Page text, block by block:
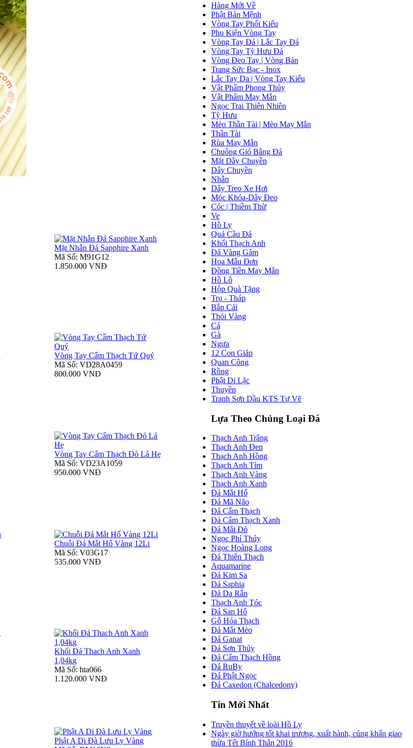
Mặt Nhẫn Đá Sapphire Xanh
Mã Số: M91G12
1.850.000 VNĐ
Vòng Tay Cẩm Thạch Tứ Quý
Mã Số: VD28A0459
800.000 VNĐ
Vòng Tay Cẩm Thạch Đỏ Lá Hẹ
Mã Số: VD23A1059
950.000 VNĐ
Chuỗi Đá Mắt Hổ Vàng 12Li
Mã Số: V03G17
535.000 VNĐ
Khối Đá Thach Anh Xanh
1,04kg
Mã Số: hta066
1.120.000 VNĐ
Phật A Di Đà Lưu Ly Vàng
Hàng Mới Về
Phật Bản Mệnh
Vòng Tay Phối Kiểu
Phụ Kiện Vòng Tay
Vòng Tay Đá | Lắc Tay Đá
Vòng Tay Tỳ Hưu Đá
Vòng Đeo Tay | Vòng Bản
Trang Sức Bạc - Inox
Lắc Tay Da | Vòng Tay Kiểu
Vật Phẩm Phong Thủy
Vật Phẩm May Mắn
Ngọc Trai Thiên Nhiên
Tỳ Hưu
Mèo Thần Tài | Mèo May Mắn
Thần Tài
Rùa May Mắn
Chuông Gió Bằng Đá
Mặt Dây Chuyền
Dây Chuyền
Nhẫn
Dây Treo Xe Hơi
Móc Khóa-Dây Đeo
Cóc | Thiềm Thừ
Ve
Hồ Ly
Quả Cầu Đá
Khối Thạch Anh
Đá Vàng Gâm
Hoa Mẫu Đơn
Đồng Tiền May Mắn
Hồ Lô
Hộp Quà Tặng
Trụ - Tháp
Bắp Cải
Thỏi Vàng
Cá
Gà
Ngựa
12 Con Giáp
Quan Công
Rồng
Phật Di Lặc
Thuyền
Tranh Sơn Dầu KTS Tự Vẽ
Lựa Theo Chủng Loại Đá
Thạch Anh Trắng
Thạch Anh Đen
Thạch Anh Hồng
Thạch Anh Tím
Thạch Anh Vàng
Thạch Anh Xanh
Đá Mắt Hổ
Đá Mã Não
Đá Cẩm Thạch
Đá Cẩm Thạch Xanh
Đá Mắt Đỏ
Ngọc Phỉ Thúy
Ngọc Hoàng Long
Đá Thiên Thạch
Aquamarine
Đá Kim Sa
Đá Saphia
Đá Da Rắn
Thạch Anh Tóc
Đá San Hô
Gỗ Hóa Thạch
Đá Mắt Mèo
Đá Ganat
Đá Sơn Thủy
Đá Cẩm Thạch Hồng
Đá RuBy
Đá Phật Ngọc
Đá Caxedon (Chalcedony)
Tin Mới Nhất
Truyền thuyết về loài Hồ Ly
Ngày giờ hướng tốt khai trương, xuất hành, cúng khấn giao
thừa Tết Bính Thân 2016